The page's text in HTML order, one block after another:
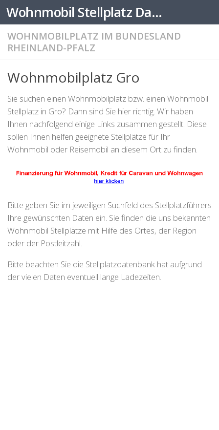
Zum Inhalt springen Wohnmobil Stellplatz Datenbank
WOHNMOBILPLATZ IM BUNDESLAND
RHEINLAND-PFALZ
Wohnmobilplatz Gro
Sie suchen einen Wohnmobilplatz bzw. einen Wohnmobil
Stellplatz in Gro? Dann sind Sie hier richtig. Wir haben
Ihnen nachfolgend einige Links zusammen gestellt. Diese
sollen Ihnen helfen geeignete Stellplätze für Ihr
Wohnmobil oder Reisemobil an diesem Ort zu finden.
Bitte geben Sie im jeweiligen Suchfeld des Stellplatzführers
Ihre gewünschten Daten ein. Sie finden die uns bekannten
Wohnmobil Stellplätze mit Hilfe des Ortes, der Region
oder der Postleitzahl.
Bitte beachten Sie die Stellplatzdatenbank hat aufgrund
der vielen Daten eventuell lange Ladezeiten.